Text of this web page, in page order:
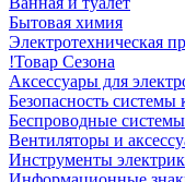
Бытовая химия
Электротехническая
!Товар Сезона
Аксессуары для
Безопасность системы
Беспроводные
Вентиляторы и
Инструменты